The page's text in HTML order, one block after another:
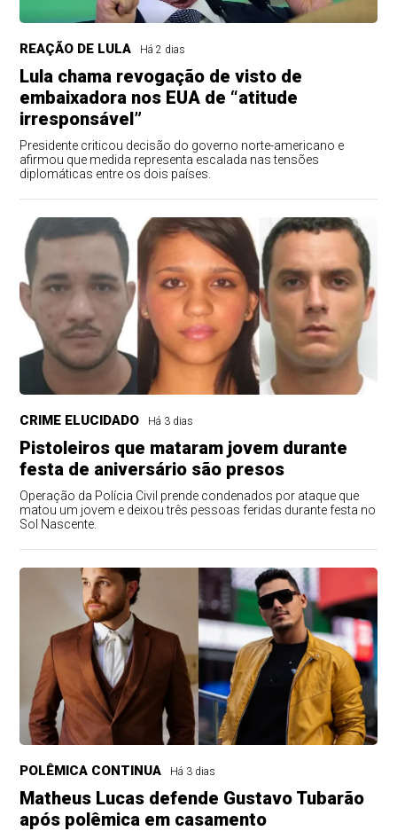
REAÇÃO DE LULA Há 2 dias
Lula chama revogação de visto de
embaixadora nos EUA de “atitude
irresponsável”
Presidente criticou decisão do governo norte-americano e
afirmou que medida representa escalada nas tensões
diplomáticas entre os dois países.
CRIME ELUCIDADO Há 3 dias
Pistoleiros que mataram jovem durante
festa de aniversário são presos
Operação da Polícia Civil prende condenados por ataque que
matou um jovem e deixou três pessoas feridas durante festa no
Sol Nascente.
POLÊMICA CONTINUA Há 3 dias
Matheus Lucas defende Gustavo Tubarão
após polêmica em casamento